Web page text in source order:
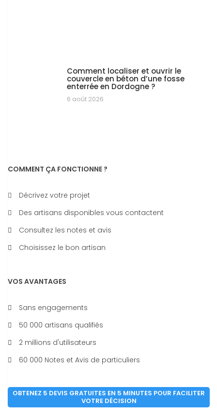
Comment localiser et ouvrir le
couvercle en béton d’une fosse
enterrée en Dordogne ?
6 août 2026
COMMENT ÇA FONCTIONNE ?
Décrivez votre projet
Des artisans disponibles vous contactent
Consultez les notes et avis
Choisissez le bon artisan
VOS AVANTAGES
Sans engagements
50 000 artisans qualifiés
2 millions d'utilisateurs
60 000 Notes et Avis de particuliers
OBTENEZ 5 DEVIS GRATUITES EN 5 MINUTES POUR FACILITER
VOTRE DÉCISION